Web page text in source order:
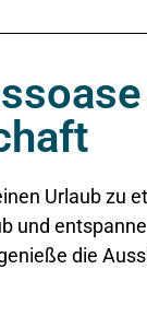
Urlaub zu
und
die